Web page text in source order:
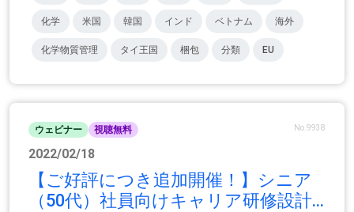
化学 米国 韓国 インド ベトナム 海外
化学物質管理 タイ王国 梱包 分類 EU
ウェビナー 視聴無料 No.9938
2022/02/18
【ご好評につき追加開催！】シニア
（50代）社員向けキャリア研修設計...